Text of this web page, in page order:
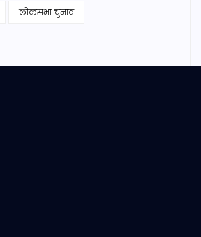
लोकसभा चुनाव